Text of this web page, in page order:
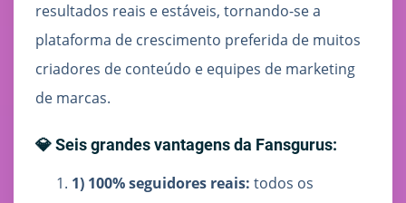
resultados reais e estáveis, tornando-se a
plataforma de crescimento preferida de muitos
criadores de conteúdo e equipes de marketing
de marcas.
💎 Seis grandes vantagens da Fansgurus:
1) 100% seguidores reais: todos os